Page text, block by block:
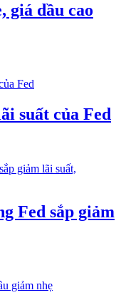
giá dầu cao
suất của Fed
Fed sắp giảm